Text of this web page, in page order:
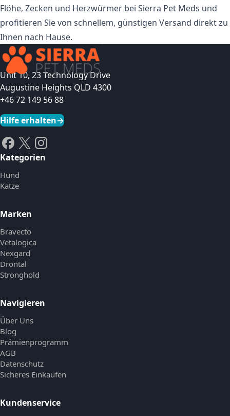
Flöhe, Zecken und Herzwürmer bei Sierra Pet Meds und
profitieren Sie von schnellem, günstigen Versand direkt zu
Ihnen nach Hause.
Unit 10, 23 Technology Drive
Augustine Heights QLD 4300
+46 72 149 56 88
Hilfe erhalten→
Kategorien
Hund
Katze
Marken
Bravecto
Vetalogica
Nexgard
Drontal
Stronghold
Navigieren
Über Uns
Blog
Prämienprogramm
AGB
Datenschutz
Sicheres Einkaufen
Kundenservice